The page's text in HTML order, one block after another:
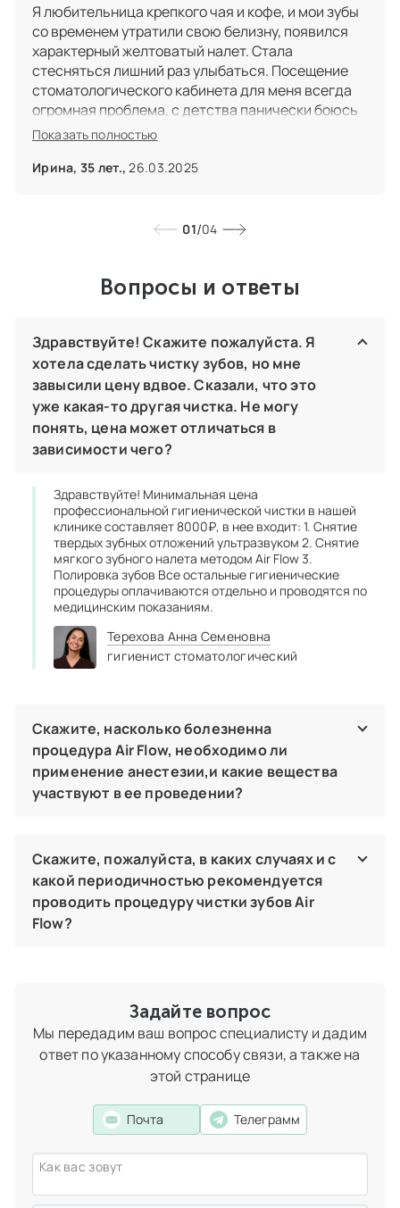
Я любительница крепкого чая и кофе, и мои зубы
со временем утратили свою белизну, появился
характерный желтоватый налет. Стала
стесняться лишний раз улыбаться. Посещение
стоматологического кабинета для меня всегда
огромная проблема, с детства панически боюсь
дантистов. Но процедура отбеливания эйр флоу
ощутила никакого дискомфорта. Теперь,
чистыми и сверкающими первозданной
друзьям и знакомым!
Показать полностью
Ирина, 35 лет., 26.03.2025
01/04
Вопросы и ответы
Здравствуйте! Скажите пожалуйста. Я
хотела сделать чистку зубов, но мне
завысили цену вдвое. Сказали, что это
уже какая-то другая чистка. Не могу
понять, цена может отличаться в
зависимости чего?
Здравствуйте! Минимальная цена
профессиональной гигиенической чистки в нашей
клинике составляет 8000₽, в нее входит: 1. Снятие
твердых зубных отложений ультразвуком 2. Снятие
мягкого зубного налета методом Air Flow 3.
Полировка зубов Все остальные гигиенические
процедуры оплачиваются отдельно и проводятся по
медицинским показаниям.
Терехова Анна Семеновна
гигиенист стоматологический
Скажите, насколько болезненна
процедура Air Flow, необходимо ли
применение анестезии,и какие вещества
участвуют в ее проведении?
применения анестезии. Она не повреждает зубную
эмаль и не травмирует десна, так как основные
действующие компоненты, участвующие в ее
проведении – пищевая сода и вода.
Скажите, пожалуйста, в каких случаях и с
какой периодичностью рекомендуется
проводить процедуру чистки зубов Air
Flow?
первоначальный вид и начинают появляться темные
зубные отложения, а также в качестве профилактики
пародонтоза. Чистка Air Flow – это щадящая технология
и повторять ее можно с периодичностью раз в полгода.
гигиенист стоматологический
Задайте вопрос
Мы передадим ваш вопрос специалисту и дадим
ответ по указанному способу связи, а также на
этой странице
Почта Телеграмм
Как вас зовут